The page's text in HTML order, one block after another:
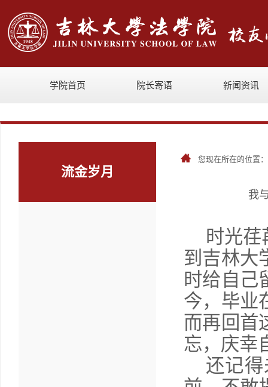
学院首页 院长寄语 新闻资讯
流金岁月
您现在所在的位置
我
时光
到吉林大
时给自己
今，毕业
而再回首
忘，庆幸
还记